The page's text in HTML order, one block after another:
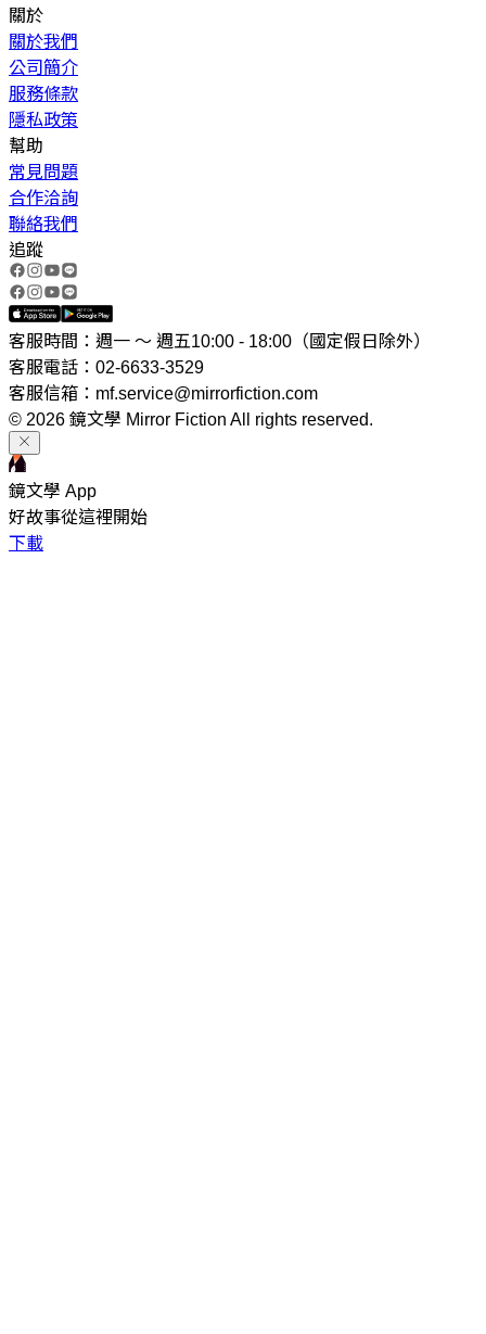
關於
關於我們
公司簡介
服務條款
隱私政策
幫助
常見問題
合作洽詢
聯絡我們
追蹤
客服時間：週一 ～ 週五10:00 - 18:00（國定假日除外）
客服電話：02-6633-3529
客服信箱：mf.service@mirrorfiction.com
© 2026 鏡文學 Mirror Fiction All rights reserved.
鏡文學 App
好故事從這裡開始
下載